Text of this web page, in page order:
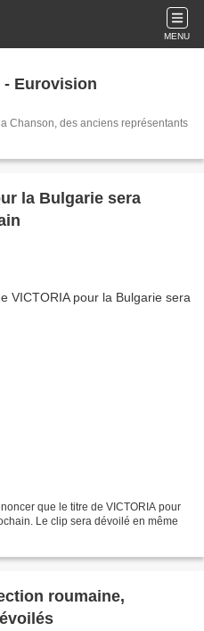
MENU
- Eurovision
Chanson, des anciens représentants
la Bulgarie sera
que le titre de VICTORIA pour
Le clip sera dévoilé en même
roumaine,